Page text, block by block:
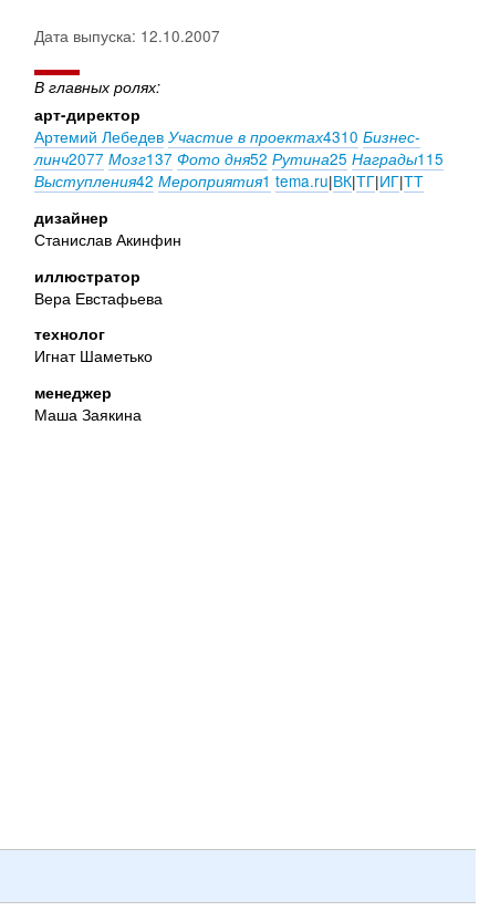
Дата выпуска: 12.10.2007
В главных ролях:
арт-директор
Артемий Лебедев Участие в проектах4310 Бизнес-
линч2077 Мозг137 Фото дня52 Рутина25 Награды115
Выступления42 Мероприятия1 tema.ru|ВК|ТГ|ИГ|ТТ
дизайнер
Станислав Акинфин
иллюстратор
Вера Евстафьева
технолог
Игнат Шаметько
менеджер
Маша Заякина